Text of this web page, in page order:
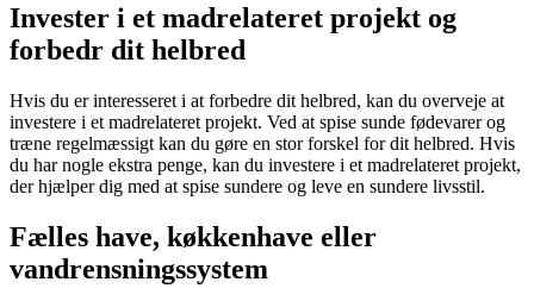
Invester i et madrelateret projekt og
forbedr dit helbred
Hvis du er interesseret i at forbedre dit helbred, kan du overveje at
investere i et madrelateret projekt. Ved at spise sunde fødevarer og
træne regelmæssigt kan du gøre en stor forskel for dit helbred. Hvis
du har nogle ekstra penge, kan du investere i et madrelateret projekt,
der hjælper dig med at spise sundere og leve en sundere livsstil.
Fælles have, køkkenhave eller
vandrensningssystem